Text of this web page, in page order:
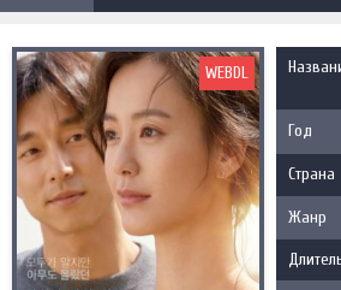
WEBDL
Год
Страна
Жанр